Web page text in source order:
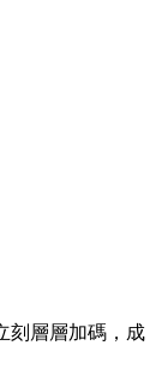
刻層層加碼，成